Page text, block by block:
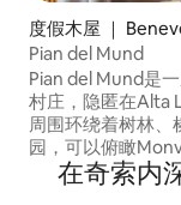
度假木屋 ｜
Pian del Mund
Pian del Mund是
村庄，隐匿在Alta
周围环绕着树林、
园，可以俯瞰
脉。 从这里，您可以步行或骑自行车沿着
古老的盐运大道
在奇索内